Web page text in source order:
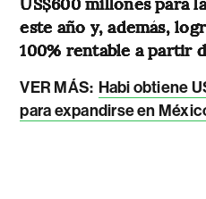
este año y, además,
100% rentable a partir
VER MÁS: Habi obtiene
para expandirse en